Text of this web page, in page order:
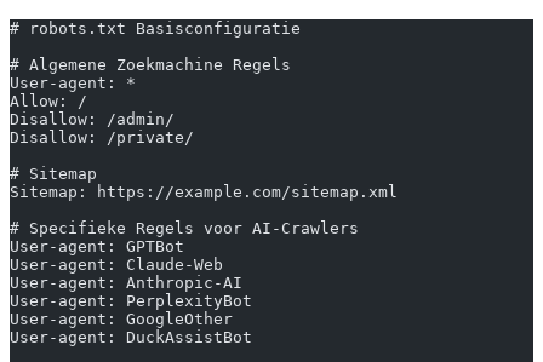
# robots.txt Basisconfiguratie
# Algemene Zoekmachine Regels
User-agent: *
Allow: /
Disallow: /admin/
Disallow: /private/
# Sitemap
Sitemap: https://example.com/sitemap.xml
# Specifieke Regels voor AI-Crawlers
User-agent: GPTBot
User-agent: Claude-Web
User-agent: Anthropic-AI
User-agent: PerplexityBot
User-agent: GoogleOther
User-agent: DuckAssistBot